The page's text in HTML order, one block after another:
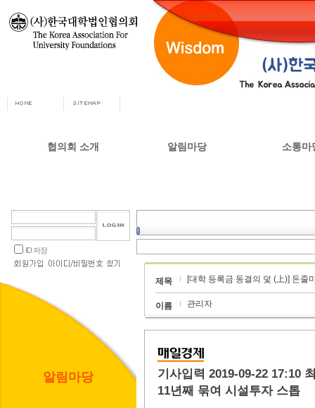
협의회 소개
설립목적 및 주요사업
협의회 정관
알림마당
교육부 주요정책
소통마
ID 저장
알림마당
제목 [대학 등록금 동결의 덫 (上)] 돈줄
이름 관리자
기사입력 2019-09-22 17:10
11년째 묶여 시설투자 스톱